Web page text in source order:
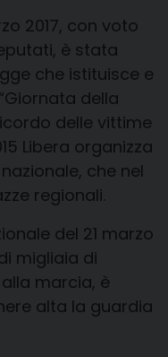
2017, con voto
è stata
che istituisce e
della
delle vittime
Libera organizza
che nel
regionali.
del 21 marzo
migliaia di
marcia, è
alta la guardia